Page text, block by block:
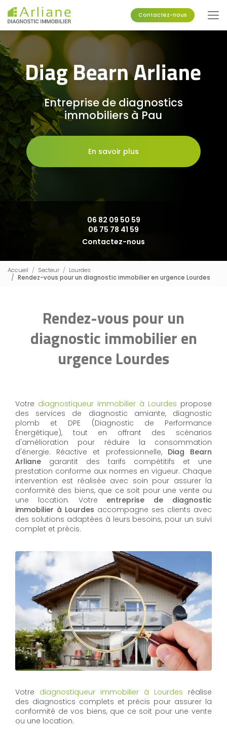
Aller
au
contenu
principal
Contactez-nous
Entreprise de diagnostics
immobiliers à Pau
En savoir plus
06 82 09 50 59
06 75 78 41 59
Contactez-nous
Accueil Secteur
Lourdes
Rendez-vous pour un diagnostic immobilier en urgence Lourdes
Rendez-vous pour un
diagnostic immobilier en
urgence Lourdes
Votre diagnostiqueur immobilier à Lourdes propose
des services de diagnostic amiante, diagnostic
plomb et DPE (Diagnostic de Performance
Énergétique), tout en offrant des scénarios
d'amélioration pour réduire la consommation
d'énergie. Réactive et professionnelle, Diag Bearn
Arliane garantit des tarifs compétitifs et une
prestation conforme aux normes en vigueur. Chaque
intervention est réalisée avec soin pour assurer la
conformité des biens, que ce soit pour une vente ou
une location. Votre entreprise de diagnostic
immobilier à Lourdes accompagne ses clients avec
des solutions adaptées à leurs besoins, pour un suivi
complet et précis.
Votre diagnostiqueur immobilier à Lourdes réalise
des diagnostics complets et précis pour assurer la
conformité de vos biens, que ce soit pour une vente
ou une location.